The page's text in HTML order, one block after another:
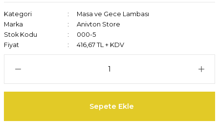
Kategori
Masa ve Gece Lambası
Marka
Anivton Store
Stok Kodu
000-5
Fiyat
416,67 TL + KDV
Sepete Ekle